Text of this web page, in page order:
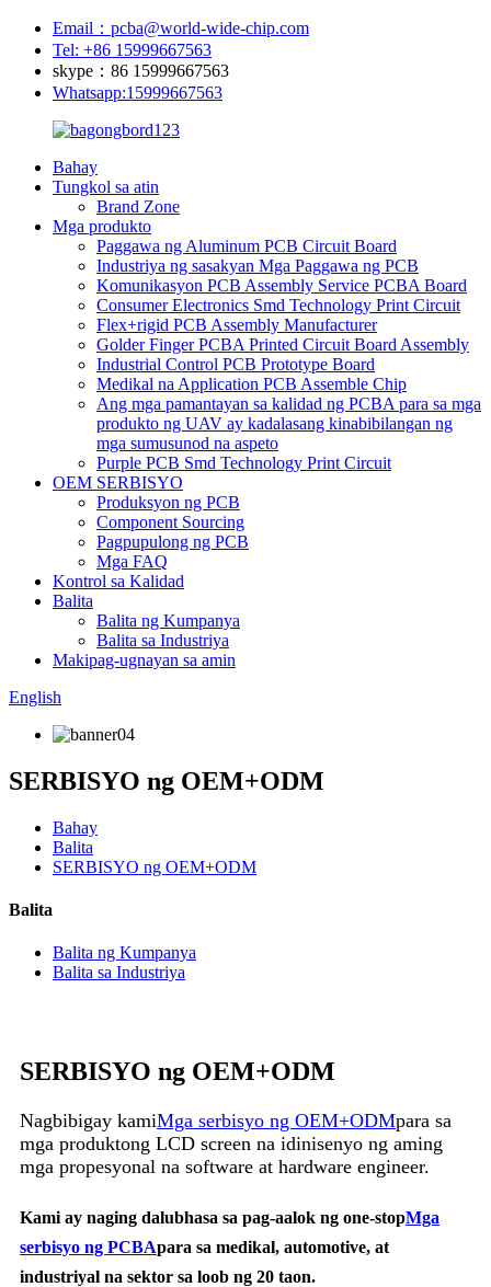
Email：pcba@world-wide-chip.com
Tel: +86 15999667563
skype：86 15999667563
Whatsapp:15999667563
Bahay
Tungkol sa atin
Brand Zone
Mga produkto
Paggawa ng Aluminum PCB Circuit Board
Industriya ng sasakyan Mga Paggawa ng PCB
Komunikasyon PCB Assembly Service PCBA Board
Consumer Electronics Smd Technology Print Circuit
Flex+rigid PCB Assembly Manufacturer
Golder Finger PCBA Printed Circuit Board Assembly
Industrial Control PCB Prototype Board
Medikal na Application PCB Assemble Chip
Ang mga pamantayan sa kalidad ng PCBA para sa mga
produkto ng UAV ay kadalasang kinabibilangan ng
mga sumusunod na aspeto
Purple PCB Smd Technology Print Circuit
OEM SERBISYO
Produksyon ng PCB
Component Sourcing
Pagpupulong ng PCB
Mga FAQ
Kontrol sa Kalidad
Balita
Balita ng Kumpanya
Balita sa Industriya
Makipag-ugnayan sa amin
English
SERBISYO ng OEM+ODM
Bahay
Balita
SERBISYO ng OEM+ODM
Balita
Balita ng Kumpanya
Balita sa Industriya
SERBISYO ng OEM+ODM
Nagbibigay kamiMga serbisyo ng OEM+ODMpara sa
mga produktong LCD screen na idinisenyo ng aming
mga propesyonal na software at hardware engineer.
Kami ay naging dalubhasa sa pag-aalok ng one-stopMga
serbisyo ng PCBApara sa medikal, automotive, at
industriyal na sektor sa loob ng 20 taon.